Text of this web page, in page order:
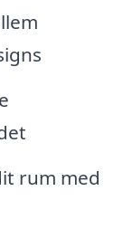
rum med